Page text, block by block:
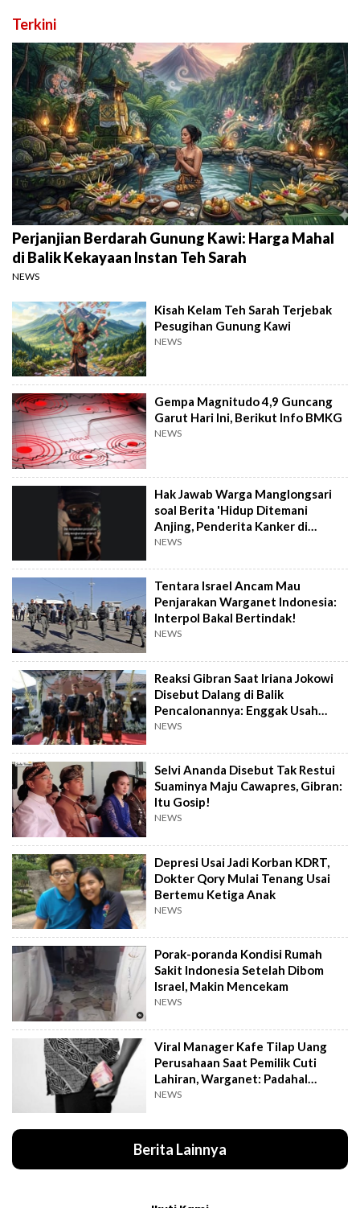
Terkini
Perjanjian Berdarah Gunung Kawi: Harga Mahal
di Balik Kekayaan Instan Teh Sarah
NEWS
Kisah Kelam Teh Sarah Terjebak
Pesugihan Gunung Kawi
NEWS
Gempa Magnitudo 4,9 Guncang
Garut Hari Ini, Berikut Info BMKG
NEWS
Hak Jawab Warga Manglongsari
soal Berita 'Hidup Ditemani
Anjing, Penderita Kanker di
Wonosobo Diamuk Warga'
NEWS
Tentara Israel Ancam Mau
Penjarakan Warganet Indonesia:
Interpol Bakal Bertindak!
NEWS
Reaksi Gibran Saat Iriana Jokowi
Disebut Dalang di Balik
Pencalonannya: Enggak Usah
Dibesar-besarkan
NEWS
Selvi Ananda Disebut Tak Restui
Suaminya Maju Cawapres, Gibran:
Itu Gosip!
NEWS
Depresi Usai Jadi Korban KDRT,
Dokter Qory Mulai Tenang Usai
Bertemu Ketiga Anak
NEWS
Porak-poranda Kondisi Rumah
Sakit Indonesia Setelah Dibom
Israel, Makin Mencekam
NEWS
Viral Manager Kafe Tilap Uang
Perusahaan Saat Pemilik Cuti
Lahiran, Warganet: Padahal
Enggak Gede Banget
NEWS
Berita Lainnya